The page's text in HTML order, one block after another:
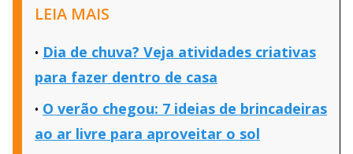
LEIA MAIS
Dia de chuva? Veja atividades criativas
para fazer dentro de casa
O verão chegou: 7 ideias de brincadeiras
ao ar livre para aproveitar o sol